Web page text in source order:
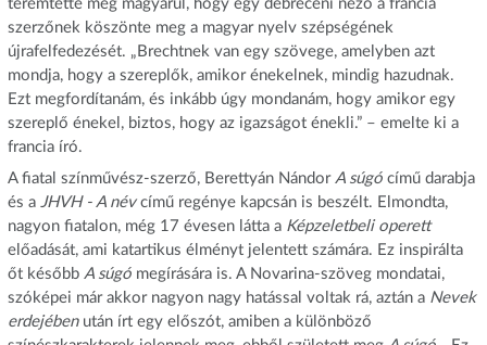
teremtette meg magyarul, hogy egy debreceni néző a francia
szerzőnek köszönte meg a magyar nyelv szépségének
újrafelfedezését. „Brechtnek van egy szövege, amelyben azt
mondja, hogy a szereplők, amikor énekelnek, mindig hazudnak.
Ezt megfordítanám, és inkább úgy mondanám, hogy amikor egy
szereplő énekel, biztos, hogy az igazságot énekli.” – emelte ki a
francia író.
A fiatal színművész-szerző, Berettyán Nándor A súgócímű darabja
és a JHVH - A névcímű regénye kapcsán is beszélt. Elmondta,
nagyon fiatalon, még 17 évesen látta a Képzeletbeli operett
előadását, ami katartikus élményt jelentett számára. Ez inspirálta
őt később A súgómegírására is. A Novarina-szöveg mondatai,
szóképei már akkor nagyon nagy hatással voltak rá, aztán a Nevek
erdejébenután írt egy előszót, amiben a különböző